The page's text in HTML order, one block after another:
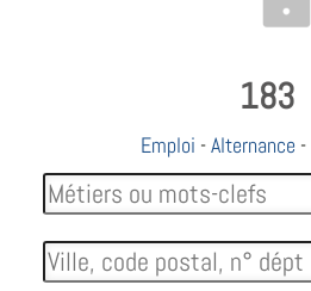
183
Emploi -Alternance -